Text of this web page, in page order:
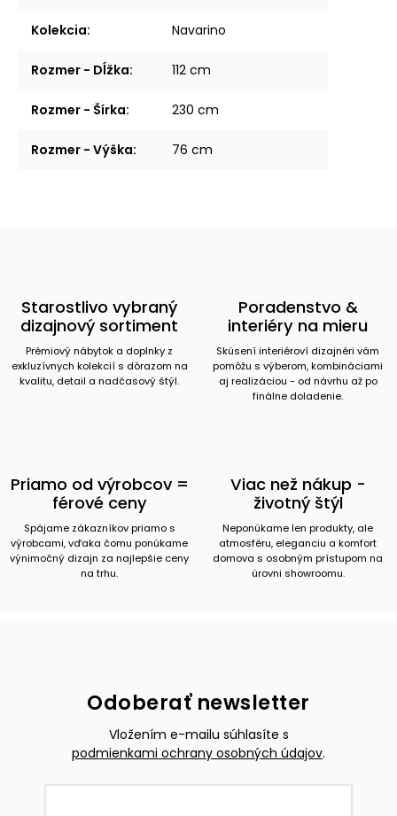
Kolekcia: Navarino
Rozmer - Dĺžka: 112 cm
Rozmer - Šírka: 230 cm
Rozmer - Výška: 76 cm
Starostlivo vybraný
dizajnový sortiment
Prémiový nábytok a doplnky z
exkluzívnych kolekcií s dôrazom na
kvalitu, detail a nadčasový štýl.
Poradenstvo &
interiéry na mieru
Skúsení interiéroví dizajnéri vám
pomôžu s výberom, kombináciami
aj realizáciou - od návrhu až po
finálne doladenie.
Priamo od výrobcov =
férové ceny
Spájame zákazníkov priamo s
výrobcami, vďaka čomu ponúkame
výnimočný dizajn za najlepšie ceny
na trhu.
Viac než nákup -
životný štýl
Neponúkame len produkty, ale
atmosféru, eleganciu a komfort
domova s osobným prístupom na
úrovni showroomu.
Odoberať newsletter
Vložením e-mailu súhlasíte s
podmienkami ochrany osobných údajov.